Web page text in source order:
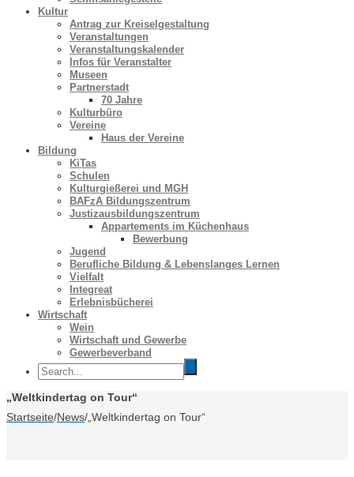
Kultur
Antrag zur Kreiselgestaltung
Veranstaltungen
Veranstaltungskalender
Infos für Veranstalter
Museen
Partnerstadt
70 Jahre
Kulturbüro
Vereine
Haus der Vereine
Bildung
KiTas
Schulen
Kulturgießerei und MGH
BAFzA Bildungszentrum
Justizausbildungszentrum
Appartements im Küchenhaus
Bewerbung
Jugend
Berufliche Bildung & Lebenslanges Lernen
Vielfalt
Integreat
Erlebnisbücherei
Wirtschaft
Wein
Wirtschaft und Gewerbe
Gewerbeverband
„Weltkindertag on Tour“
Startseite/News/„Weltkindertag on Tour“